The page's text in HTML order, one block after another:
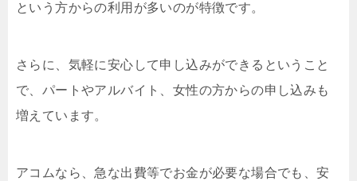
という方からの利用が多いのが特徴です。
さらに、気軽に安心して申し込みができるということ
で、パートやアルバイト、女性の方からの申し込みも
増えています。
アコムなら、急な出費等でお金が必要な場合でも、安